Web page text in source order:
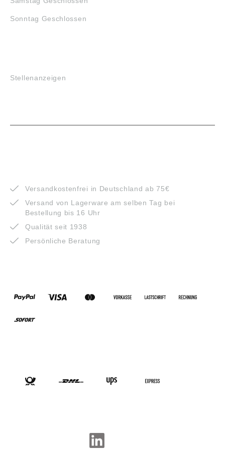
Sonntag Geschlossen
Stellenanzeigen
Versandkostenfrei in Deutschland ab 75€
Versand von Lagerware am selben Tag bei
Bestellung bis 16 Uhr
Qualität seit 1938
Persönliche Beratung